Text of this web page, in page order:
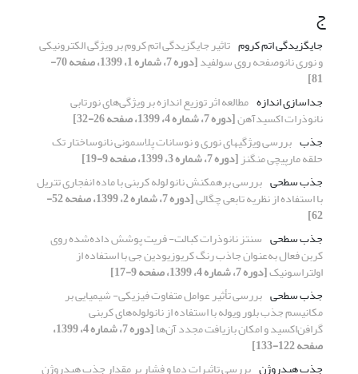
ج
جایگزیدگی اتم کروم تاثیر جایگزیدگی اتم کروم بر ویژگی الکترونیکی
و نوری نانوصفحه روی سولفید [دوره 7، شماره 1، 1399، صفحه 70-
81]
جداسازی اندازه مطالعه اثر توزیع اندازه بر ویژگی‌های نورتابی
نانوذرات اکسیدآهن[دوره 7، شماره 4، 1399، صفحه 26-32]
جذب بررسی ویژگیهای نوری و نوسانات پلاسمونی نانوساختار تک
حلقه مارپیچی منگنز[دوره 7، شماره 3، 1399، صفحه 9-19]
جذب سطحی بررسی برهمکنش نانو لوله کربنی با ماده انفجاری تتریل
با استفاده از نظریه تابعی چگالی [دوره 7، شماره 2، 1399، صفحه 52-
62]
جذب سطحی سنتز نانوذرات کبالت- فریت پوشش داده‌شده روی
کربن فعال به‌عنوان جاذب رنگ کریوزیودین جی با استفاده از
اولتراسونیک[دوره 7، شماره 4، 1399، صفحه 9-17]
جذب سطحی بررسی تأثیر عوامل متفاوت فیزیکی- شیمیایی بر
مکانیسم جذب بلور ویوله با استفاده از نانولوله‌های کربنی
گرافن‌اکسید و امکان بازیافت مجدد آن‌ها [دوره 7، شماره 4، 1399،
صفحه 122-133]
جذب هیدروژن بررسی تاثیرات دما و فشار بر مقدار جذب هیدروژن